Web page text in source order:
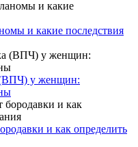
и какие последствия
(ВПЧ) у женщин:
и как определить